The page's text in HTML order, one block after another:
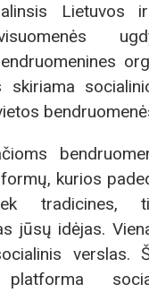
Lietuvos
skiriama
kurios
tradicines,
jūsų idėjas.
verslas.
platforma